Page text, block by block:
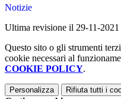
Notizie
Ultima revisione il 29-11-2021
Questo sito o gli strumenti
cookie necessari al
COOKIE POLICY.
Personalizza Rifiuta tutti i